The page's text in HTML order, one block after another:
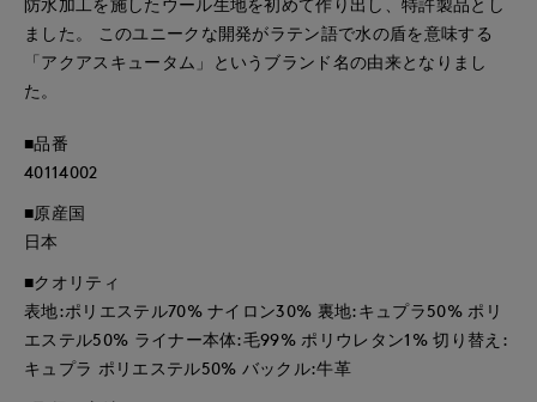
防水加工を施したウール生地を初めて作り出し、特許製品とし
ました。 このユニークな開発がラテン語で水の盾を意味する
「アクアスキュータム」というブランド名の由来となりまし
た。
■品番
40114002
■原産国
日本
■クオリティ
表地:ポリエステル70% ナイロン30% 裏地:キュプラ50% ポリ
エステル50% ライナー本体:毛99% ポリウレタン1% 切り替え:
キュプラ ポリエステル50% バックル:牛革